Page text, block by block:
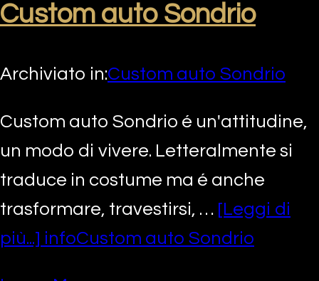
Custom auto Sondrio
Archiviato in:Custom auto Sondrio
Custom auto Sondrio é un'attitudine,
un modo di vivere. Letteralmente si
traduce in costume ma é anche
trasformare, travestirsi, … [Leggi di
più...] infoCustom auto Sondrio